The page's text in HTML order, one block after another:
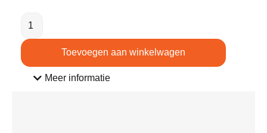
Toevoegen aan winkelwagen
Meer informatie